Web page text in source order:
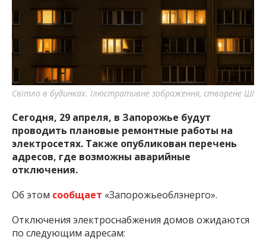
города Запорожья и области.
Світло в будинках. Ілюстративне зображення, створене ШІ
Сегодня, 29 апреля, в Запорожье будут
проводить плановые ремонтные работы на
электросетях. Также опубликован перечень
адресов, где возможны аварийные
отключения.
Об этом сообщает «Запорожьеоблэнерго».
Отключения электроснабжения домов ожидаются
по следующим адресам: